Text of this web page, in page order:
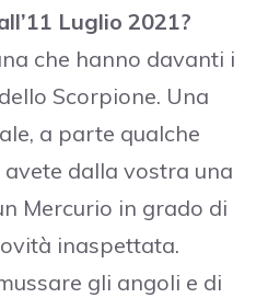
Luglio 2021?
che hanno davanti i
Scorpione. Una
a parte qualche
dalla vostra una
Mercurio in grado di
inaspettata.
gli angoli e di